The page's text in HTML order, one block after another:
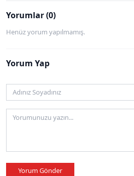
Yorumlar (0)
Henüz yorum yapılmamış.
Yorum Yap
Yorum Gönder